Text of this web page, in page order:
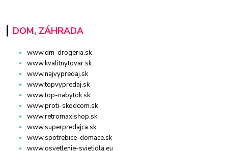
DOM, ZÁHRADA
www.dm-drogeria.sk
www.kvalitnytovar.sk
www.najvypredaj.sk
www.topvypredaj.sk
www.top-nabytok.sk
www.proti-skodcom.sk
www.retromaxishop.sk
www.superpredajca.sk
www.spotrebice-domace.sk
www.osvetlenie-svietidla.eu